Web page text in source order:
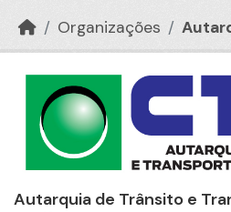
Organizações
Autarquia de Trânsito e